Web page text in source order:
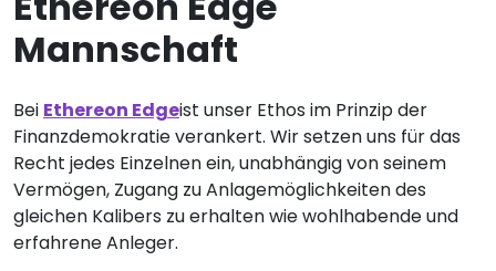
Mannschaft
Bei Ethereon Edgeist unser Ethos im Prinzip der
Finanzdemokratie verankert. Wir setzen uns für das
Recht jedes Einzelnen ein, unabhängig von seinem
Vermögen, Zugang zu Anlagemöglichkeiten des
gleichen Kalibers zu erhalten wie wohlhabende und
erfahrene Anleger.